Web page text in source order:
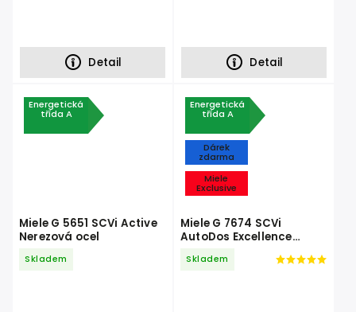
Detail Detail
Energetická
třída A
Miele G 5651 SCVi Active
Nerezová ocel
Skladem
Energetická
třída A
Dárek
zdarma
Miele
Exclusive
Miele G 7674 SCVi
AutoDos Excellence
Skladem